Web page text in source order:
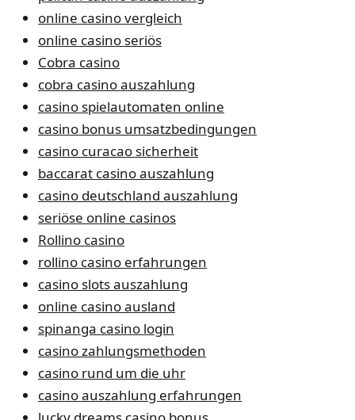
online casino vergleich
online casino seriös
Cobra casino
cobra casino auszahlung
casino spielautomaten online
casino bonus umsatzbedingungen
casino curacao sicherheit
baccarat casino auszahlung
casino deutschland auszahlung
seriöse online casinos
Rollino casino
rollino casino erfahrungen
casino slots auszahlung
online casino ausland
spinanga casino login
casino zahlungsmethoden
casino rund um die uhr
casino auszahlung erfahrungen